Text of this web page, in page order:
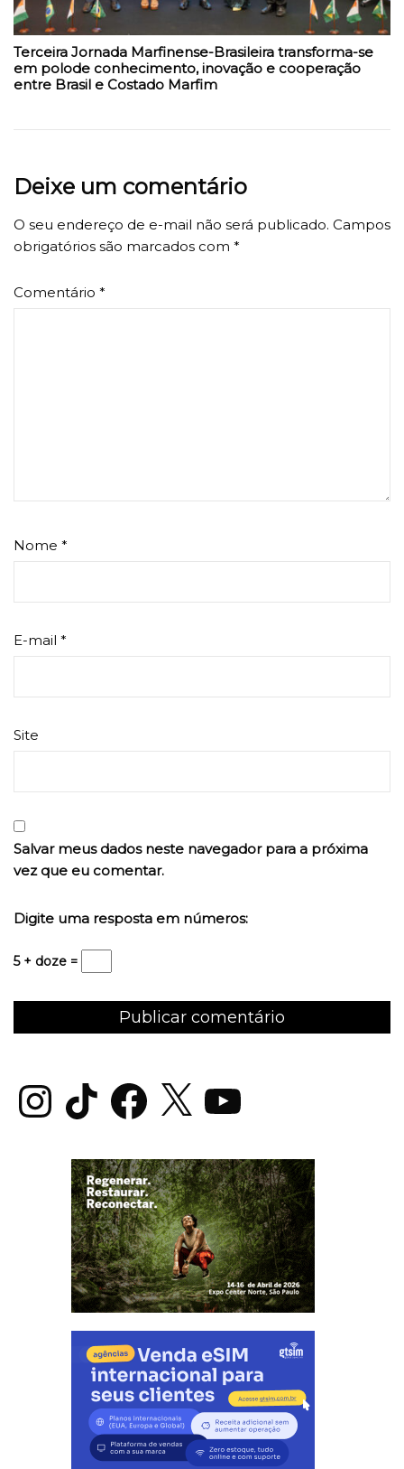
Terceira Jornada Marfinense-Brasileira transforma-se
em polode conhecimento, inovação e cooperação
entre Brasil e Costado Marfim
Deixe um comentário
O seu endereço de e-mail não será publicado. Campos
obrigatórios são marcados com *
Comentário *
Nome *
E-mail *
Site
Salvar meus dados neste navegador para a próxima
vez que eu comentar.
Digite uma resposta em números:
5 + doze =
InstagramTikTok Facebook
X YouTube